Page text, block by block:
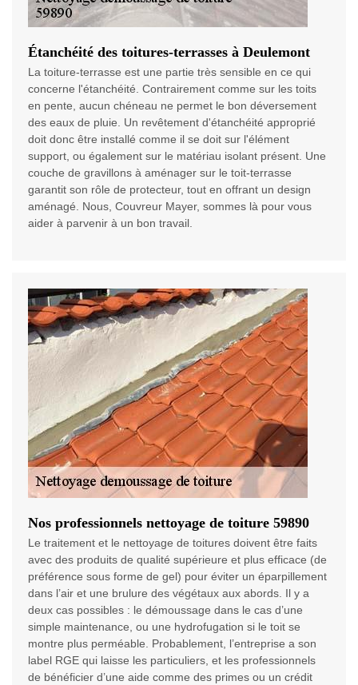
Étanchéité des toitures-terrasses à Deulemont
La toiture-terrasse est une partie très sensible en ce qui
concerne l'étanchéité. Contrairement comme sur les toits
en pente, aucun chéneau ne permet le bon déversement
des eaux de pluie. Un revêtement d'étanchéité approprié
doit donc être installé comme il se doit sur l'élément
support, ou également sur le matériau isolant présent. Une
couche de gravillons à aménager sur le toit-terrasse
garantit son rôle de protecteur, tout en offrant un design
aménagé. Nous, Couvreur Mayer, sommes là pour vous
aider à parvenir à un bon travail.
Nos professionnels nettoyage de toiture 59890
Le traitement et le nettoyage de toitures doivent être faits
avec des produits de qualité supérieure et plus efficace (de
préférence sous forme de gel) pour éviter un éparpillement
dans l’air et une brulure des végétaux aux abords. Il y a
deux cas possibles : le démoussage dans le cas d’une
simple maintenance, ou une hydrofugation si le toit se
montre plus perméable. Probablement, l’entreprise a son
label RGE qui laisse les particuliers, et les professionnels
de bénéficier d’une aide comme des primes ou un crédit